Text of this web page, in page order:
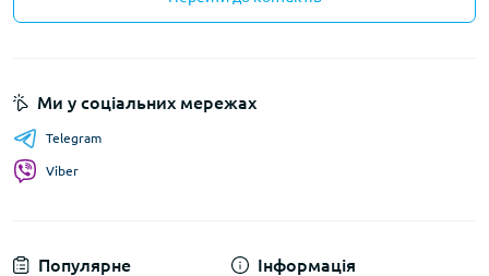
Популярне Інформація
Ми у соціальних мережах
Telegram
Viber